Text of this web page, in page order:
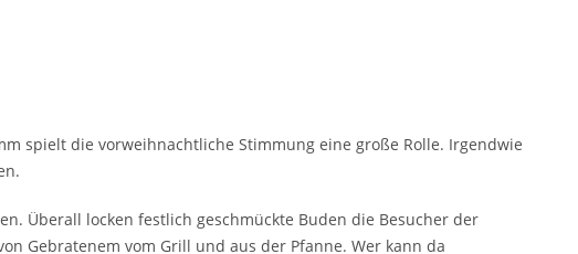
spielt die vorweihnachtliche Stimmung eine große Rolle. Irgendwie
Überall locken festlich geschmückte Buden die Besucher der
Gebratenem vom Grill und aus der Pfanne. Wer kann da